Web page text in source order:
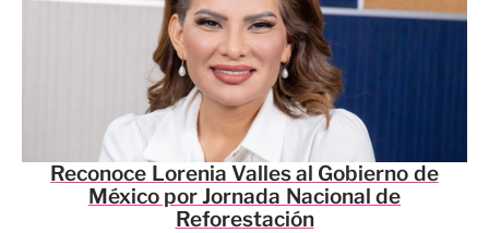
Reconoce Lorenia Valles al Gobierno de
México por Jornada Nacional de
Reforestación